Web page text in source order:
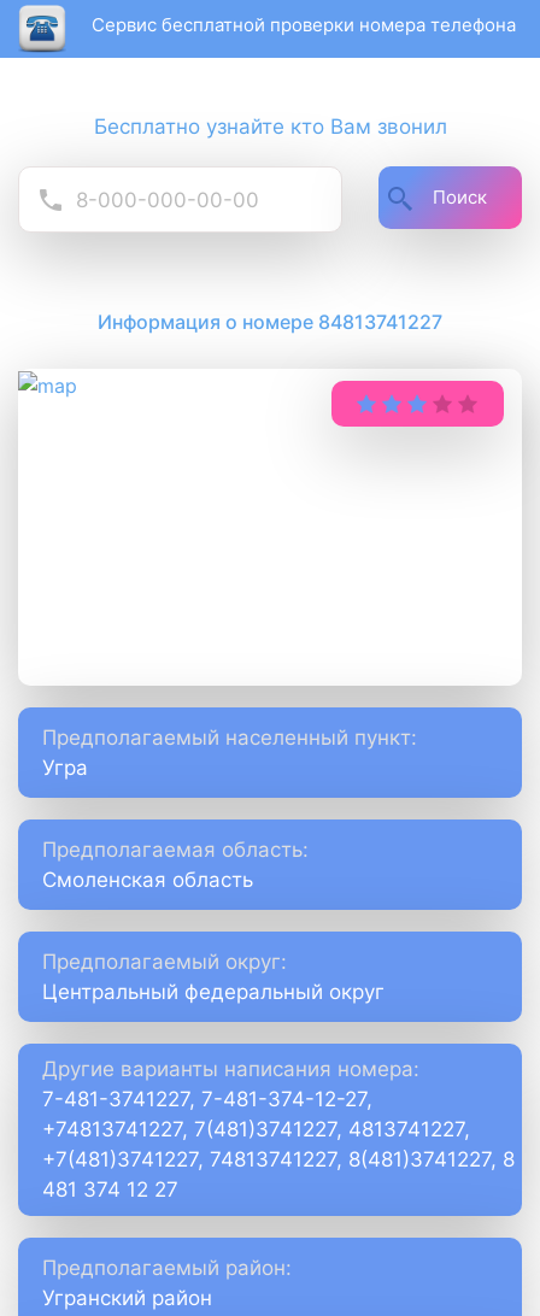
Сервис бесплатной проверки номера телефона
Бесплатно узнайте кто Вам звонил
Поиск
Информация о номере 84813741227
Предполагаемый населенный пункт:
Угра
Предполагаемая область:
Смоленская область
Предполагаемый округ:
Центральный федеральный округ
Другие варианты написания номера:
7-481-3741227, 7-481-374-12-27,
+74813741227, 7(481)3741227, 4813741227,
+7(481)3741227, 74813741227, 8(481)3741227, 8
481 374 12 27
Предполагаемый район:
Угранский район